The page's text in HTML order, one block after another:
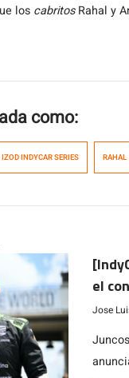
los cabritosRahal y
como:
IZOD INDYCAR SERIES RAHAL
el
Jose